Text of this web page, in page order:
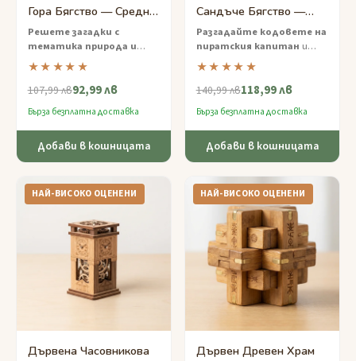
Гора Бягство — Средна
Приключенска Кутия с
Множество Улики
Решете загадки с
тематика природа и
скрити механизми
избягате от
омагьосаната гора —
ръчно изработена дървена
кутия.
★★★★★
107,99 лв92,99 лв
Бърза безплатна доставка
Добави в кошницата
Сандъче Бягство —
Трудна Пъзел Игра със
Съкровище
Разгадайте кодовете на
пиратския капитан и
отключете истинско
дървено съкровище —
предизвикателна игра за
скрити ключове.
★★★★★
140,99 лв118,99 лв
Бърза безплатна доставка
Добави в кошницата
НАЙ-ВИСОКО ОЦЕНЕНИ
Дървена Часовникова
НАЙ-ВИСОКО ОЦЕНЕНИ
Дървен Древен Храм